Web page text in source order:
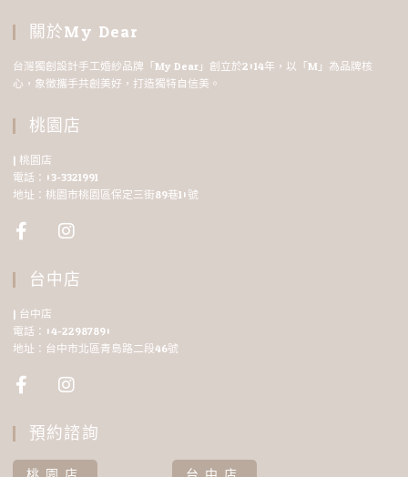
關於My Dear
台灣獨創設計手工婚紗品牌「My Dear」創立於2014年，以「M」為品牌核
心，象徵攜手共創美好，打造獨特自信美。
桃園店
| 桃園店
電話：03-3321991
地址：桃園市桃園區保定三街89巷10號
台中店
| 台中店
電話：04-22987890
地址：台中市北區青島路二段46號
預約諮詢